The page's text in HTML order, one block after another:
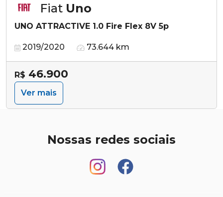
Fiat Uno
UNO ATTRACTIVE 1.0 Fire Flex 8V 5p
2019/2020 73.644 km
R$ 46.900
Ver mais
Nossas redes sociais